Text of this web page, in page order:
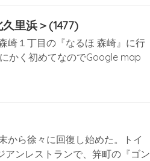
里浜＞(1477)
崎１丁目の『なるほ 森崎』に行
かく初めてなのでGoogle map
から徐々に回復し始めた。トイ
アンレストランで、笄町の『ゴン